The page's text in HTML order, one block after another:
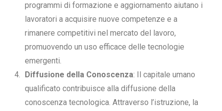
programmi di formazione e aggiornamento aiutano i
lavoratori a acquisire nuove competenze e a
rimanere competitivi nel mercato del lavoro,
promuovendo un uso efficace delle tecnologie
emergenti.
Diffusione della Conoscenza: Il capitale umano
qualificato contribuisce alla diffusione della
conoscenza tecnologica. Attraverso l’istruzione, la